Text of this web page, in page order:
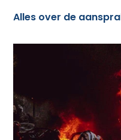
Alles over de